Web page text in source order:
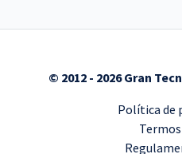
© 2012 - 2026 Gran
Política de